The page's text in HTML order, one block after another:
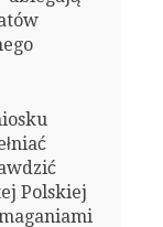
Polskiej